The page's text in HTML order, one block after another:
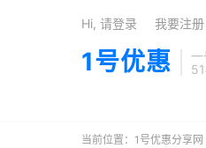
1号优惠
一
Hi, 请登录 我要注册
当前位置： 1号优惠分享网